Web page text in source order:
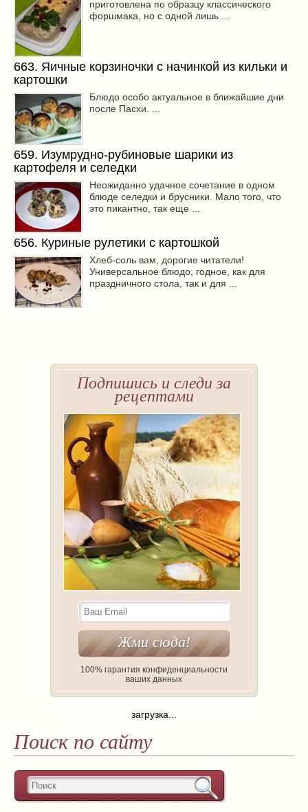
приготовлена по образцу классического
форшмака, но с одной лишь ...
663. Яичные корзиночки с начинкой из кильки и
картошки
Блюдо особо актуальное в ближайшие дни
после Пасхи. ...
659. Изумрудно-рубиновые шарики из
картофеля и селедки
Неожиданно удачное сочетание в одном
блюде селедки и брусники. Мало того, что
это пикантно, так еще ...
656. Куриные рулетики с картошкой
Хлеб-соль вам, дорогие читатели!
Универсальное блюдо, годное, как для
праздничного стола, так и для ...
Подпишись и следи за
рецептами
100% гарантия конфиденциальности
ваших данных
загрузка...
Поиск по сайту